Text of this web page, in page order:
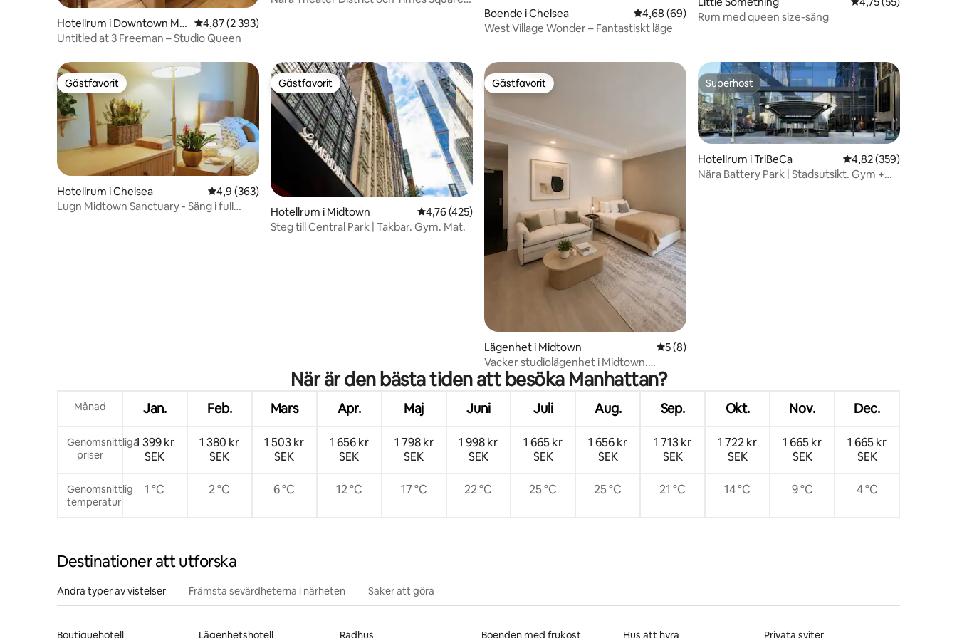
Hotellrum i Downtown Ma
nhattan
4,87 av 5 i genomsnittligt betyg, 2 393 omdömen
4,87 (2 393)
Untitled at 3 Freeman – Studio Queen
Boende i Chelsea 4,68 av 5 i genomsnittligt betyg, 69 omdömen
4,68 (69)
West Village Wonder – Fantastiskt läge
Rum med queen size-säng
Gästfavorit
Gästfavorit
Hotellrum i Chelsea 4,9 av 5 i genomsnittligt betyg, 363 omdömen
4,9 (363)
Lugn Midtown Sanctuary - Säng i full
Gästfavorit
Gästfavorit
Hotellrum i Midtown 4,76 av 5 i genomsnittligt betyg, 425 omdömen
4,76 (425)
Steg till Central Park | Takbar. Gym. Mat.
Gästfavorit
Gästfavorit
Lägenhet i Midtown 5 av 5 i genomsnittligt betyg, 8 omdömen
5 (8)
Vacker studiolägenhet i Midtown.
Sovplats för 4 personer!
Superhost
Superhost
Hotellrum i TriBeCa 4,82 av 5 i
4,82 (359)
Nära Battery Park | Stadsutsikt. Gym +
När är den bästa tiden att besöka Manhattan?
Månad Jan. Feb. Mars Apr. Maj Juni Juli Aug. Sep. Okt. Nov. Dec.
Genomsnittliga
priser
1 399 kr
SEK
1 380 kr
SEK
1 503 kr
SEK
1 656 kr
SEK
1 798 kr
SEK
1 998 kr
SEK
1 665 kr
SEK
1 656 kr
SEK
1 713 kr
SEK
1 722 kr
SEK
1 665 kr
SEK
1 665 kr
SEK
Genomsnittlig
temperatur
1 °C 2 °C 6 °C 12 °C 17 °C 22 °C 25 °C 25 °C 21 °C 14 °C 9 °C 4 °C
Destinationer att utforska
Andra typer av vistelser Främsta sevärdheterna i närheten Saker att göra
Boutiquehotell Lägenhetshotell Radhus Boenden med frukost Hus att hyra Privata sviter